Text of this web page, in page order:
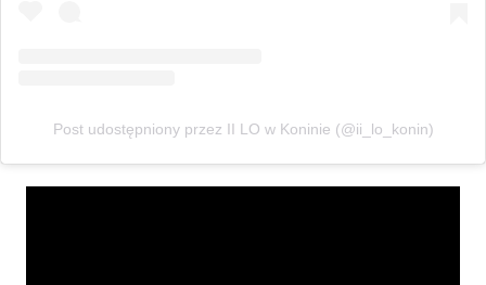
Post udostępniony przez II LO w Koninie (@ii_lo_konin)